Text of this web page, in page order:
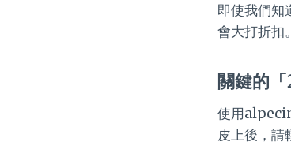
即使我們知
會大打折扣
關鍵的「
使用
皮上後，請